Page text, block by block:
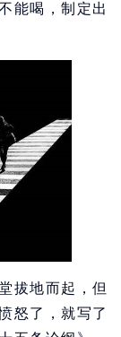
能喝，制定出
拔地而起，但
怒了，就写了